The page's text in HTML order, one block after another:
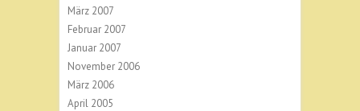
März 2007
Februar 2007
Januar 2007
November 2006
März 2006
April 2005